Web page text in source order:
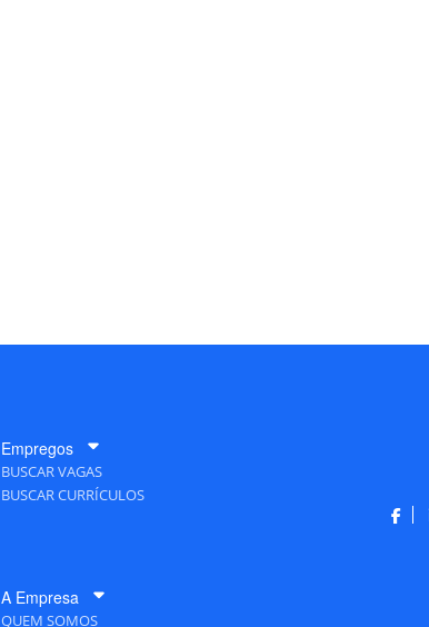
Empregos
BUSCAR VAGAS
BUSCAR CURRÍCULOS
A Empresa
QUEM SOMOS